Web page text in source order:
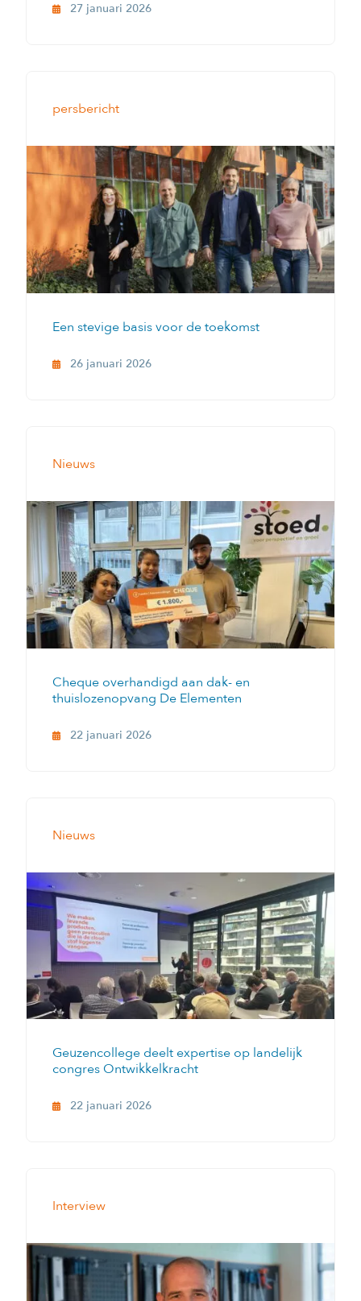
27 januari 2026
persbericht
Een stevige basis voor de toekomst
26 januari 2026
Nieuws
Cheque overhandigd aan dak- en
thuislozenopvang De Elementen
22 januari 2026
Nieuws
Geuzencollege deelt expertise op landelijk
congres Ontwikkelkracht
22 januari 2026
Interview